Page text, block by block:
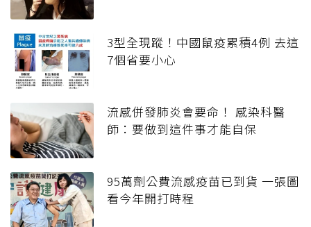
3型全現蹤！中國鼠疫累積4例 去這
7個省要小心
流感併發肺炎會要命！ 感染科醫
師：要做到這件事才能自保
95萬劑公費流感疫苗已到貨 一張圖
看今年開打時程